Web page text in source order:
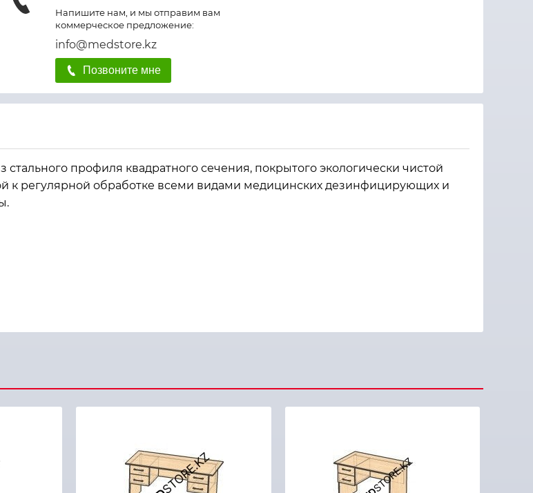
Напишите нам, и мы отправим вам
коммерческое предложение:
info@medstore.kz
Позвоните мне
стального профиля квадратного сечения, покрытого экологически чистой
к регулярной обработке всеми видами медицинских дезинфицирующих и